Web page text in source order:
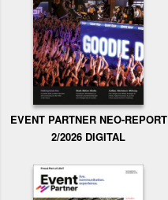
EVENT PARTNER NEO-REPORT
2/2026 DIGITAL